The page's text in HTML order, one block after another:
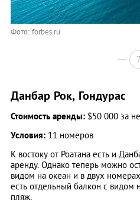
Фото: forbes.ru
Данбар Рок, Гондурас
Стоимость аренды: $50 000 за
Условия: 11 номеров
К востоку от Роатана есть и
аренду. Однако теперь можно
видом на океан и в двух
есть отдельный балкон с
пляж.